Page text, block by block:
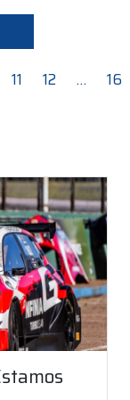
11 12 … 16